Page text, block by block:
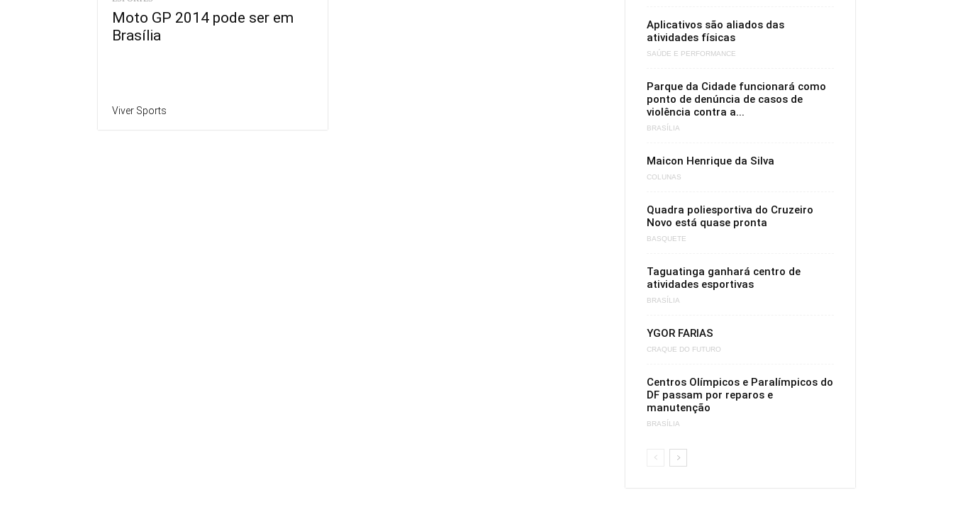
Moto GP 2014 pode ser em
Brasília
Viver Sports
Aplicativos são aliados das
atividades físicas
SAÚDE E PERFORMANCE
Parque da Cidade funcionará como
ponto de denúncia de casos de
violência contra a...
BRASÍLIA
Maicon Henrique da Silva
COLUNAS
Quadra poliesportiva do Cruzeiro
Novo está quase pronta
BASQUETE
Taguatinga ganhará centro de
atividades esportivas
BRASÍLIA
YGOR FARIAS
CRAQUE DO FUTURO
Centros Olímpicos e Paralímpicos do
DF passam por reparos e
manutenção
BRASÍLIA